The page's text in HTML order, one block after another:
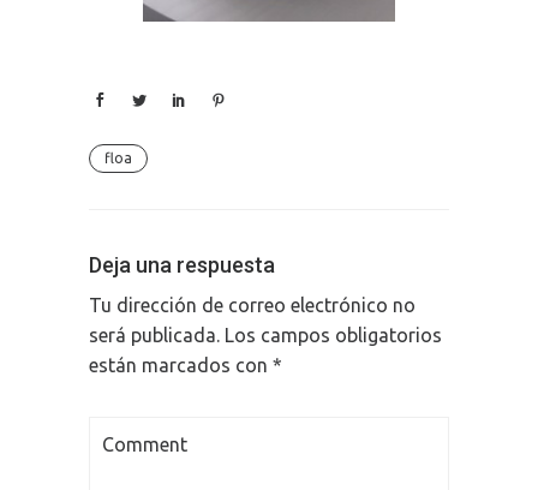
floa
Deja una respuesta
Tu dirección de correo electrónico no
será publicada. Los campos obligatorios
están marcados con *